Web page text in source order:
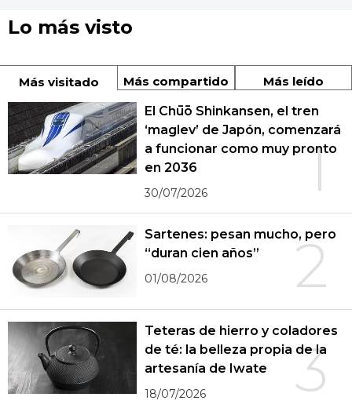
Lo más visto
Más visitado Más compartido Más leído
1
El Chūō Shinkansen, el tren
‘maglev’ de Japón, comenzará
a funcionar como muy pronto
en 2036
30/07/2026
2
Sartenes: pesan mucho, pero
“duran cien años”
01/08/2026
3
Teteras de hierro y coladores
de té: la belleza propia de la
artesanía de Iwate
18/07/2026